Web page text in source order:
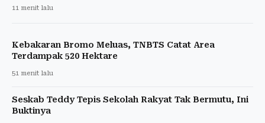
11 menit lalu
Kebakaran Bromo Meluas, TNBTS Catat Area
Terdampak 520 Hektare
51 menit lalu
Seskab Teddy Tepis Sekolah Rakyat Tak Bermutu, Ini
Buktinya